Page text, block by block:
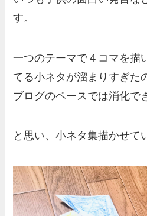
す。
一つのテーマで４コマを描
てる小ネタが溜まりすぎた
ブログのペースでは消化で
と思い、小ネタ集描かせて